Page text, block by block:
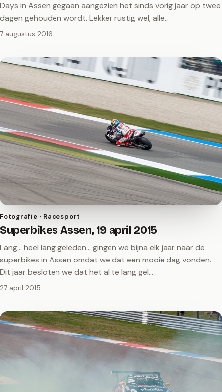
Days in Assen gegaan aangezien het sinds vorig jaar op twee
dagen gehouden wordt. Lekker rustig wel, alle…
7 augustus 2016
Fotografie · Racesport
Superbikes Assen, 19 april 2015
Lang... heel lang geleden... gingen we bijna elk jaar naar de
superbikes in Assen omdat we dat een mooie dag vonden.
Dit jaar besloten we dat het al te lang gel…
27 april 2015